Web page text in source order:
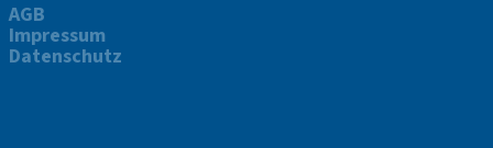
AGB
Impressum
Datenschutz